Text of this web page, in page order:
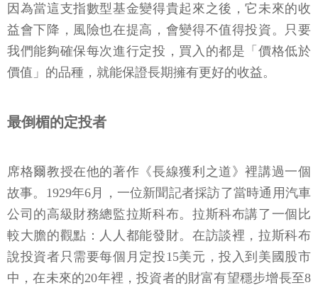
因為當這支指數型基金變得貴起來之後，它未來的收
益會下降，風險也在提高，會變得不值得投資。只要
我們能夠確保每次進行定投，買入的都是「價格低於
價值」的品種，就能保證長期擁有更好的收益。
最倒楣的定投者
席格爾教授在他的著作《長線獲利之道》裡講過一個
故事。1929年6月，一位新聞記者採訪了當時通用汽車
公司的高級財務總監拉斯科布。拉斯科布講了一個比
較大膽的觀點：人人都能發財。在訪談裡，拉斯科布
說投資者只需要每個月定投15美元，投入到美國股市
中，在未來的20年裡，投資者的財富有望穩步增長至8